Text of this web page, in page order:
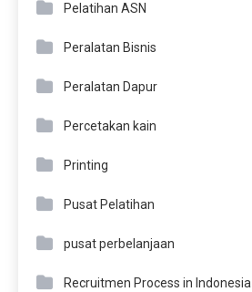
Pelatihan ASN
Peralatan Bisnis
Peralatan Dapur
Percetakan kain
Printing
Pusat Pelatihan
pusat perbelanjaan
Recruitmen Process in Indonesia